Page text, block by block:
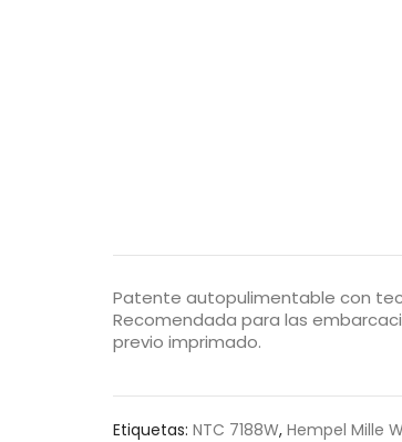
Patente autopulimentable con
Recomendada para las
previo imprimado.
Etiquetas: NTC 7188W, Hempel Mille